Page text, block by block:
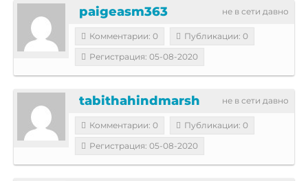
не в сети давно
paigeasm363
Комментарии: 0
Публикации: 0
Регистрация: 05-08-2020
не в сети давно
tabithahindmarsh
Комментарии: 0
Публикации: 0
Регистрация: 05-08-2020